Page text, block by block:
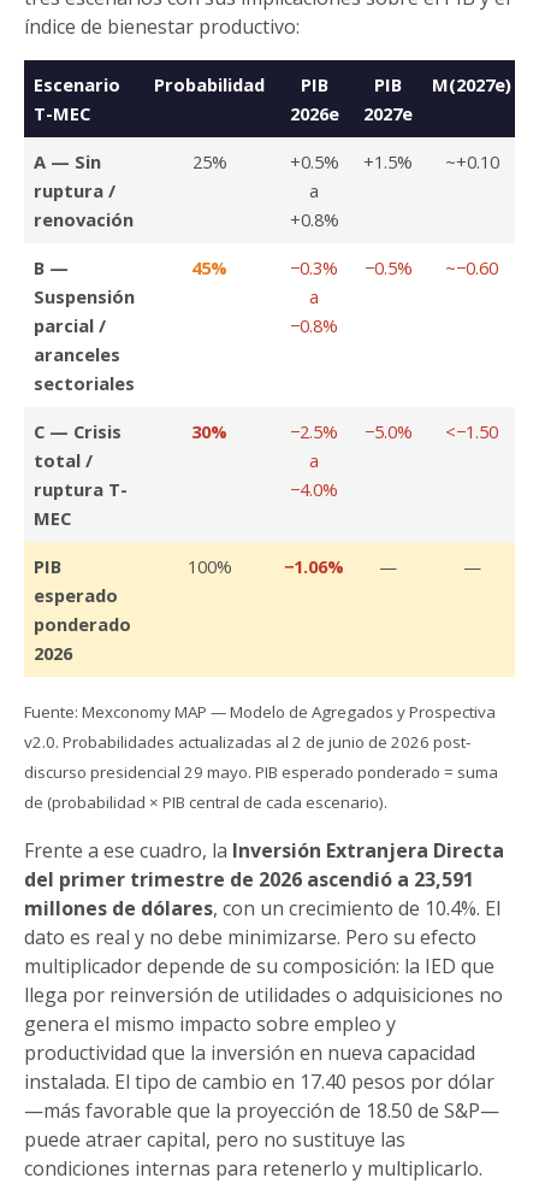
índice de bienestar productivo:
Escenario
T-MEC
Probabilidad
PIB
2026e
PIB
2027e
M(2027e)
A — Sin
ruptura /
renovación
25%
+0.5%
a
+0.8%
+1.5% ~+0.10
B —
Suspensión
parcial /
aranceles
sectoriales
45%
−0.3%
a
−0.8%
−0.5% ~−0.60
C — Crisis
total /
ruptura T-
MEC
30%
−2.5%
a
−4.0%
−5.0% <−1.50
PIB
esperado
ponderado
2026
100% −1.06% — —
Fuente: Mexconomy MAP — Modelo de Agregados y Prospectiva
v2.0. Probabilidades actualizadas al 2 de junio de 2026 post-
discurso presidencial 29 mayo. PIB esperado ponderado = suma
de (probabilidad × PIB central de cada escenario).
Frente a ese cuadro, la Inversión Extranjera Directa
del primer trimestre de 2026 ascendió a 23,591
millones de dólares, con un crecimiento de 10.4%. El
dato es real y no debe minimizarse. Pero su efecto
multiplicador depende de su composición: la IED que
llega por reinversión de utilidades o adquisiciones no
genera el mismo impacto sobre empleo y
productividad que la inversión en nueva capacidad
instalada. El tipo de cambio en 17.40 pesos por dólar
—más favorable que la proyección de 18.50 de S&P—
puede atraer capital, pero no sustituye las
condiciones internas para retenerlo y multiplicarlo.